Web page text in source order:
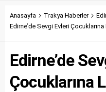
Anasayfa Trakya Haberler
Edirne’de Sevgi Evleri
Edirne’de
Çocuklarına